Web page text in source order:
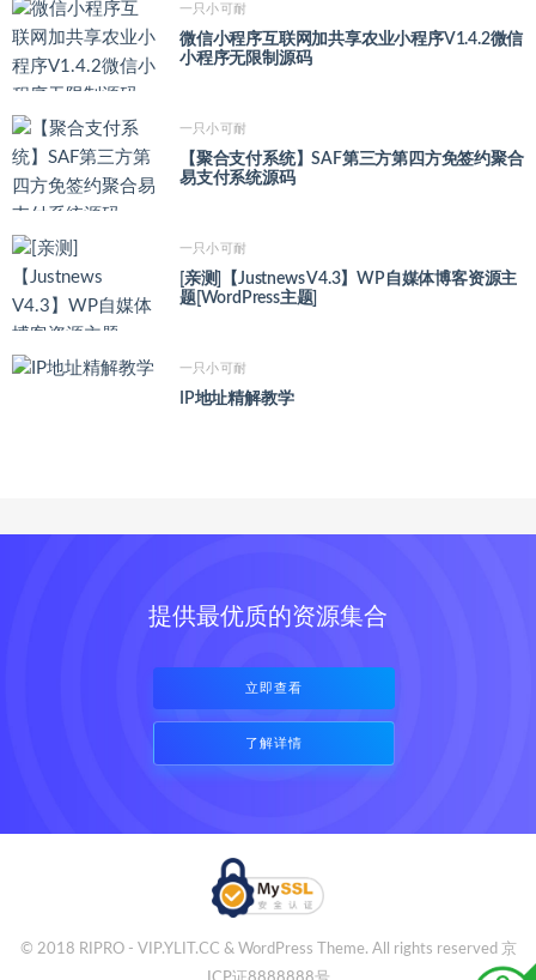
一只小可耐
微信小程序互联网加共享农业小程序V1.4.2微信
小程序无限制源码
一只小可耐
【聚合支付系统】SAF第三方第四方免签约聚合
易支付系统源码
一只小可耐
[亲测]【Justnews V4.3】WP自媒体博客资源主
题[WordPress主题]
一只小可耐
IP地址精解教学
提供最优质的资源集合
立即查看
了解详情
© 2018 RIPRO - VIP.YLIT.CC & WordPress Theme. All rights reserved 京